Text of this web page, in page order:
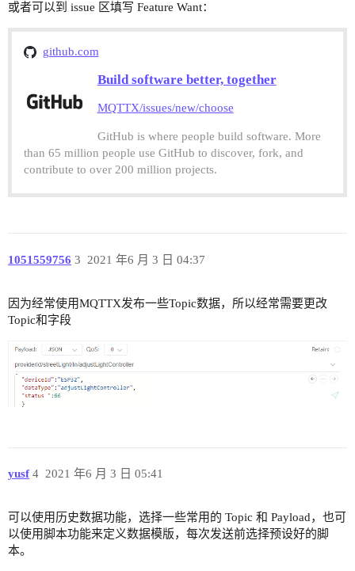
或者可以到 issue 区填写 Feature Want：
github.com
Build software better, together
MQTTX/issues/new/choose
GitHub is where people build software. More
than 65 million people use GitHub to discover, fork, and
contribute to over 200 million projects.
1051559756 2021 年6 月 3 日 04:37
3
因为经常使用MQTTX发布一些Topic数据，所以经常需要更改
Topic和字段
yusf 2021 年6 月 3 日 05:41
4
可以使用历史数据功能，选择一些常用的 Topic 和 Payload，也可
以使用脚本功能来定义数据模版，每次发送前选择预设好的脚
本。